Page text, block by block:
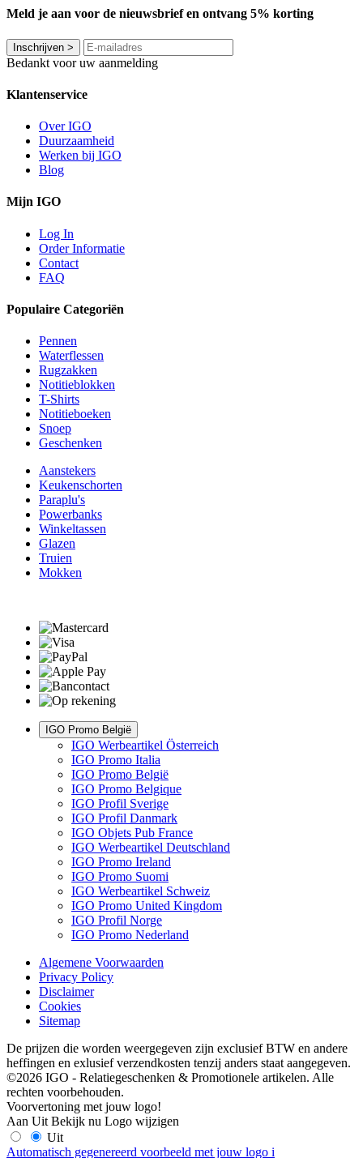
Meld je aan voor de nieuwsbrief en ontvang 5% korting
Inschrijven >
Bedankt voor uw aanmelding
Klantenservice
Over IGO
Duurzaamheid
Werken bij IGO
Blog
Mijn IGO
Log In
Order Informatie
Contact
FAQ
Populaire Categoriën
Pennen
Waterflessen
Rugzakken
Notitieblokken
T-Shirts
Notitieboeken
Snoep
Geschenken
Aanstekers
Keukenschorten
Paraplu's
Powerbanks
Winkeltassen
Glazen
Truien
Mokken
IGO Promo België
IGO Werbeartikel Österreich
IGO Promo Italia
IGO Promo België
IGO Promo Belgique
IGO Profil Sverige
IGO Profil Danmark
IGO Objets Pub France
IGO Werbeartikel Deutschland
IGO Promo Ireland
IGO Promo Suomi
IGO Werbeartikel Schweiz
IGO Promo United Kingdom
IGO Profil Norge
IGO Promo Nederland
Algemene Voorwaarden
Privacy Policy
Disclaimer
Cookies
Sitemap
De prijzen die worden weergegeven zijn exclusief BTW en andere
heffingen en exlusief verzendkosten tenzij anders staat aangegeven.
©2026 IGO - Relatiegeschenken & Promotionele artikelen. Alle
rechten voorbehouden.
Voorvertoning met jouw logo!
Aan Uit Bekijk nu Logo wijzigen
Uit
Automatisch gegenereerd voorbeeld met jouw logo i